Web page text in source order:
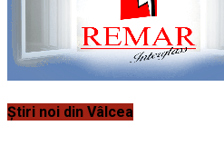
Știri noi din Vâlcea